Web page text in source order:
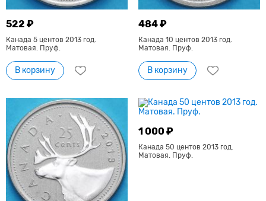
522 ₽
Канада 5 центов 2013 год.
Матовая. Пруф.
В корзину
484 ₽
Канада 10 центов 2013 год.
Матовая. Пруф.
В корзину
1 000 ₽
Канада 50 центов 2013 год.
Матовая. Пруф.